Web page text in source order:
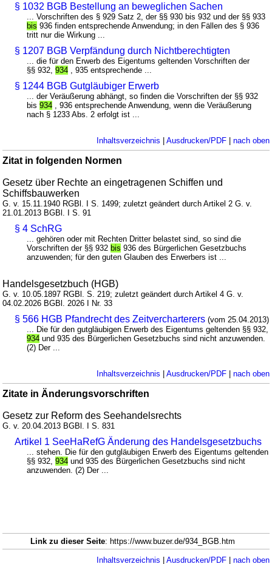
§ 1032 BGB Bestellung an beweglichen Sachen
... Vorschriften des § 929 Satz 2, der §§ 930 bis 932 und der §§ 933
bis 936 finden entsprechende Anwendung; in den Fällen des § 936
tritt nur die Wirkung ...
§ 1207 BGB Verpfändung durch Nichtberechtigten
... die für den Erwerb des Eigentums geltenden Vorschriften der
§§ 932,934 , 935 entsprechende ...
§ 1244 BGB Gutgläubiger Erwerb
... der Veräußerung abhängt, so finden die Vorschriften der §§ 932
bis934 , 936 entsprechende Anwendung, wenn die Veräußerung
nach § 1233 Abs. 2 erfolgt ist ...
Inhaltsverzeichnis Ausdrucken/PDF| nach oben
Zitat in folgenden Normen
Gesetz über Rechte an eingetragenen Schiffen und
Schiffsbauwerken
G. v. 15.11.1940 RGBl. I S. 1499; zuletzt geändert durch Artikel 2 G. v.
21.01.2013 BGBl. I S. 91
§ 4 SchRG
... gehören oder mit Rechten Dritter belastet sind, so sind die
Vorschriften der §§ 932 bis 936 des Bürgerlichen Gesetzbuchs
anzuwenden; für den guten Glauben des Erwerbers ist ...
Handelsgesetzbuch (HGB)
G. v. 10.05.1897 RGBl. S. 219; zuletzt geändert durch Artikel 4 G. v.
04.02.2026 BGBl. 2026 I Nr. 33
§ 566 HGB Pfandrecht des Zeitvercharterers (vom 25.04.2013)
... Die für den gutgläubigen Erwerb des Eigentums geltenden §§ 932,
934 und 935 des Bürgerlichen Gesetzbuchs sind nicht anzuwenden.
(2) Der ...
Inhaltsverzeichnis Ausdrucken/PDF| nach oben
Zitate in Änderungsvorschriften
Gesetz zur Reform des Seehandelsrechts
G. v. 20.04.2013 BGBl. I S. 831
Artikel 1 SeeHaRefG Änderung des Handelsgesetzbuchs
... stehen. Die für den gutgläubigen Erwerb des Eigentums geltenden
§§ 932,934 und 935 des Bürgerlichen Gesetzbuchs sind nicht
anzuwenden. (2) Der ...
Link zu dieser Seite: https://www.buzer.de/934_BGB.htm
Inhaltsverzeichnis Ausdrucken/PDF| nach oben